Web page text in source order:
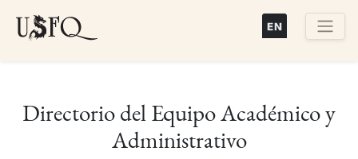
Directorio del Equipo Académico y
Administrativo